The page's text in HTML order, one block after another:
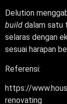
Delution
build dalam satu
selaras dengan
sesuai harapan
Referensi:
https://
renovating